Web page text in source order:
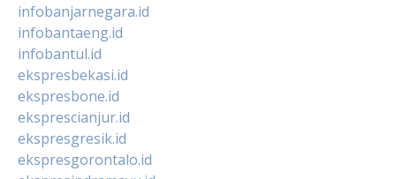
infobanjarnegara.id
infobantaeng.id
infobantul.id
ekspresbekasi.id
ekspresbone.id
eksprescianjur.id
ekspresgresik.id
ekspresgorontalo.id